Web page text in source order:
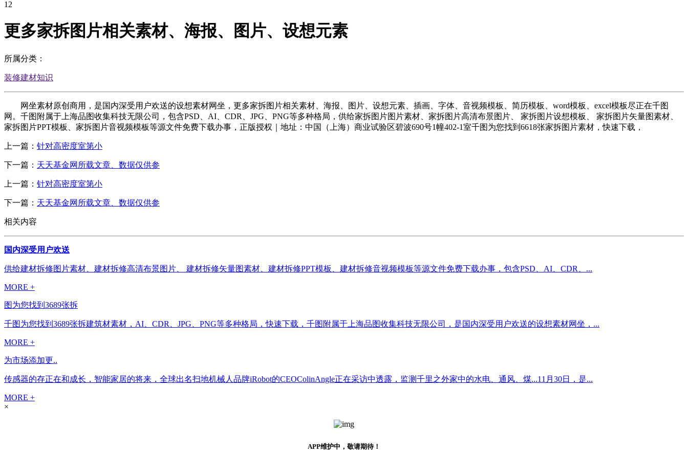
12
更多家拆图片相关素材、海报、图片、设想元素
所属分类：
装修建材知识
网坐素材原创商用，是国内深受用户欢送的设想素材网坐，更多家拆图片相关素材、海报、图片、设想元素、插画、字体、音视频模板、简历模板、word模板、excel模板尽正在千图
网。千图附属于上海品图收集科技无限公司，包含PSD、AI、CDR、JPG、PNG等多种格局，供给家拆图片图片素材、家拆图片高清布景图片、 家拆图片设想模板、 家拆图片矢量图素材、
家拆图片PPT模板、家拆图片音视频模板等源文件免费下载办事，正版授权｜地址：中国（上海）商业试验区碧波690号1幢402-1室千图为您找到6618张家拆图片素材，快速下载，
上一篇： 针对高密度室第小
下一篇： 天天基金网所载文章、数据仅供参
上一篇： 针对高密度室第小
下一篇： 天天基金网所载文章、数据仅供参
相关内容
国内深受用户欢送
供给建材拆修图片素材、建材拆修高清布景图片、 建材拆修矢量图素材、建材拆修PPT模板、建材拆修音视频模板等源文件免费下载办事，包含PSD、AI、CDR、...
MORE +
图为您找到3689张拆
千图为您找到3689张拆建筑材素材，AI、CDR、JPG、PNG等多种格局，快速下载，千图附属于上海品图收集科技无限公司，是国内深受用户欢送的设想素材网坐，...
MORE +
为市场添加更..
传感器的存正在和成长，智能家居的将来，全球出名扫地机械人品牌iRobot的CEOColinAngle正在采访中透露，监测千里之外家中的水电、通风、煤...11月30日，是...
MORE +
×
APP维护中，敬请期待！